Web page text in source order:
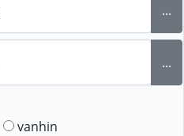
...
...
vanhin